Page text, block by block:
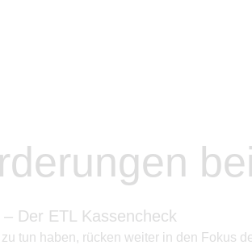
Der ETL Kassencheck
tun haben, rücken weiter in den Fokus